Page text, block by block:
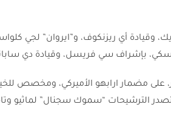
وقيادة أي ريزنكوف، و”ايروان” لجي
بإشراف سي فريسل، وقيادة دي
آخر ينطلق كأس الوثبة ستاليونز لمسافة 1100 متر، على مضمار ارابهو
على الجائزة البالغة 14 ألف دولار، ويتصدر الترشيحات “سموك